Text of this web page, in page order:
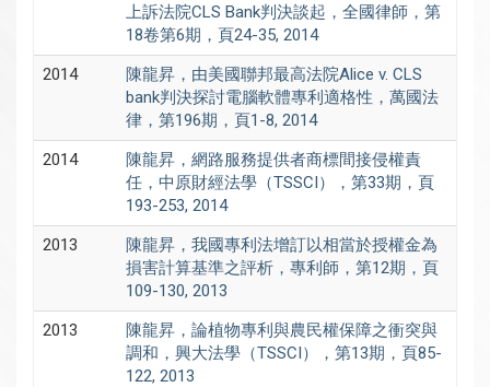
上訴法院CLS Bank判決談起，全國律師，第
18卷第6期，頁24-35, 2014
2014
陳龍昇，由美國聯邦最高法院Alice v. CLS
bank判決探討電腦軟體專利適格性，萬國法
律，第196期，頁1-8, 2014
2014
陳龍昇，網路服務提供者商標間接侵權責
任，中原財經法學（TSSCI），第33期，頁
193-253, 2014
2013
陳龍昇，我國專利法增訂以相當於授權金為
損害計算基準之評析，專利師，第12期，頁
109-130, 2013
2013
陳龍昇，論植物專利與農民權保障之衝突與
調和，興大法學（TSSCI），第13期，頁85-
122, 2013